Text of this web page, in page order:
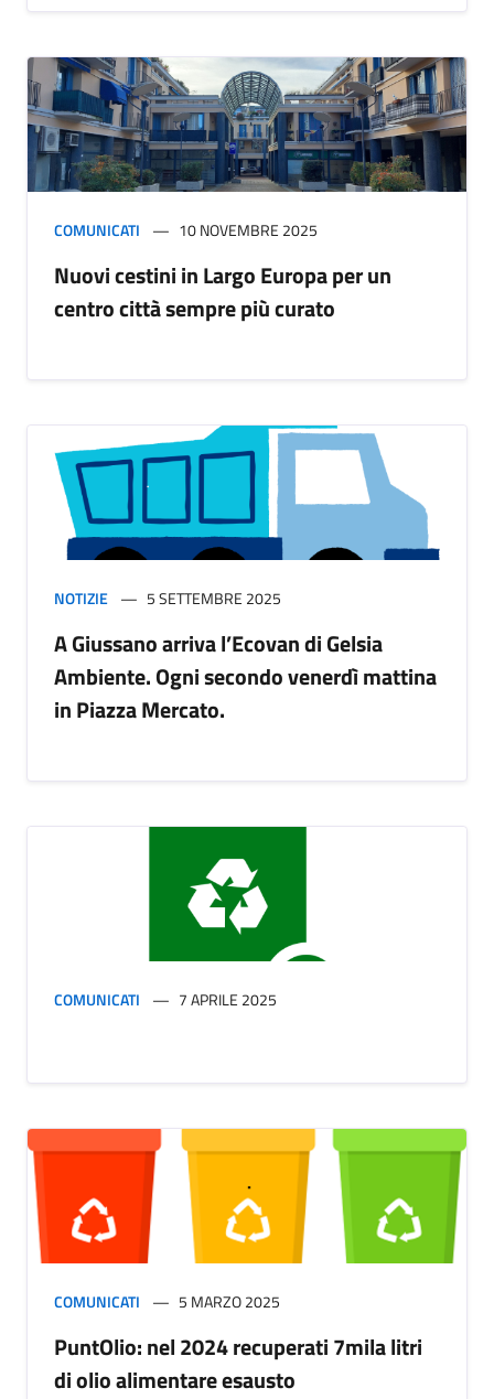
COMUNICATI 10 NOVEMBRE 2025
Nuovi cestini in Largo Europa per un
centro città sempre più curato
NOTIZIE 5 SETTEMBRE 2025
A Giussano arriva l’Ecovan di Gelsia
Ambiente. Ogni secondo venerdì mattina
in Piazza Mercato.
COMUNICATI 7 APRILE 2025
COMUNICATI 5 MARZO 2025
PuntOlio: nel 2024 recuperati 7mila litri
di olio alimentare esausto